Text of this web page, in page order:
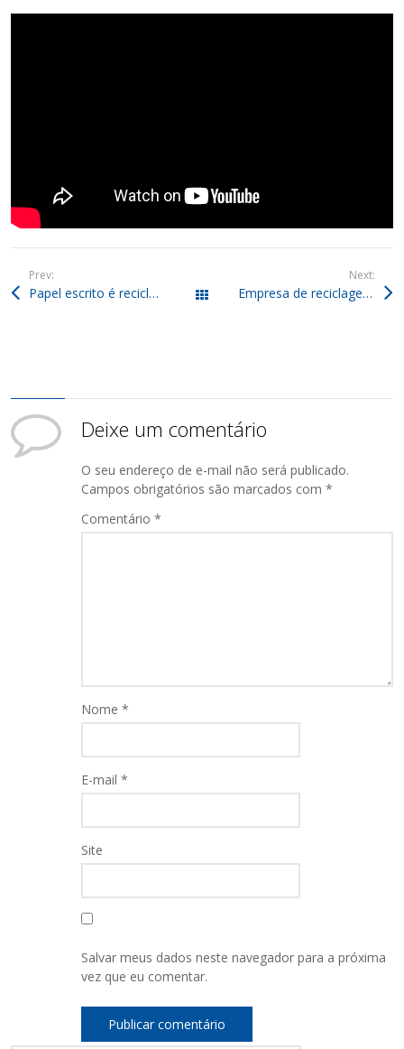
Prev:
Papel escrito é reciclável? Tudo que você precisa saber agora! Todos os posts
Next:
Empresa de reciclagem de ferro: o que é e por que é importante?
Deixe um comentário
O seu endereço de e-mail não será publicado.
Campos obrigatórios são marcados com*
Comentário*
Nome*
E-mail*
Site
Salvar meus dados neste navegador para a próxima
vez que eu comentar.